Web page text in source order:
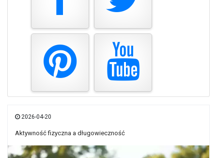
2026-04-20
Aktywność fizyczna a długowieczność